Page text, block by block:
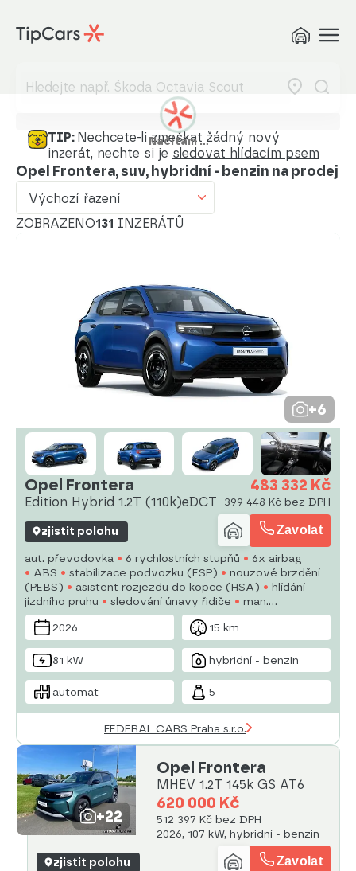
Načítám …
TIP: Nechcete-li zmeškat žádný nový
inzerát, nechte si je sledovat hlídacím psem
Opel Frontera, suv, hybridní - benzin na prodej
Výchozí řazení
Výchozí řazení
Od nejdražšího
Od nejmenšího nájezdu
Od nejvyššího nájezdu
Od nejstaršího vozu
Od nejnovějšího vozu
Od nejstaršího inzerátu
Abecedně od A do Z
Abecedně od Z do A
ZOBRAZENO131 INZERÁTŮ
+6
Opel Frontera
Edition Hybrid 1.2T (110k)eDCT
483 332 Kč
399 448 Kč bez DPH
zjistit polohu Zavolat
aut. převodovka 6 rychlostních stupňů
6x airbag
ABS
stabilizace podvozku (ESP)
nouzové brzdění
(PEBS)
asistent rozjezdu do kopce (HSA)
hlídání
jízdního pruhu
sledování únavy řidiče
man.
klimatizace
tempomat plní 'EURO VI'
palubní
počítač
elektronická ruční brzda
parkovací senzory
zadní
2026 15 km
81 kW hybridní - benzin
automat 5
FEDERAL CARS Praha s.r.o.
+22
Opel Frontera
MHEV 1.2T 145k GS AT6
620 000 Kč
512 397 Kč bez DPH
2026, 107 kW, hybridní - benzin
zjistit polohu Zavolat